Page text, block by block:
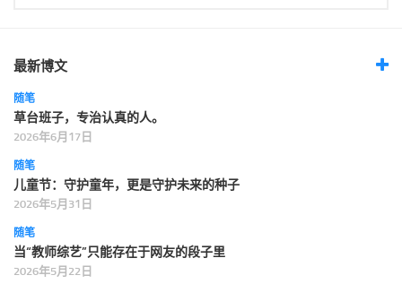
最新博文
随笔
草台班子，专治认真的人。
2026年6月17日
随笔
儿童节：守护童年，更是守护未来的种子
2026年5月31日
随笔
当“教师综艺”只能存在于网友的段子里
2026年5月22日